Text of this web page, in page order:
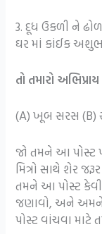
3. દૂધ ઉકળી ને
ઘર માં કાંઈક
તો તમારો
(A) ખૂબ સરસ (B)
જો તમને આ પોસ્ટ
મિત્રો સાથે શેર
તમને આ પોસ્ટ
જણાવો, અને
પોસ્ટ વાંચવા